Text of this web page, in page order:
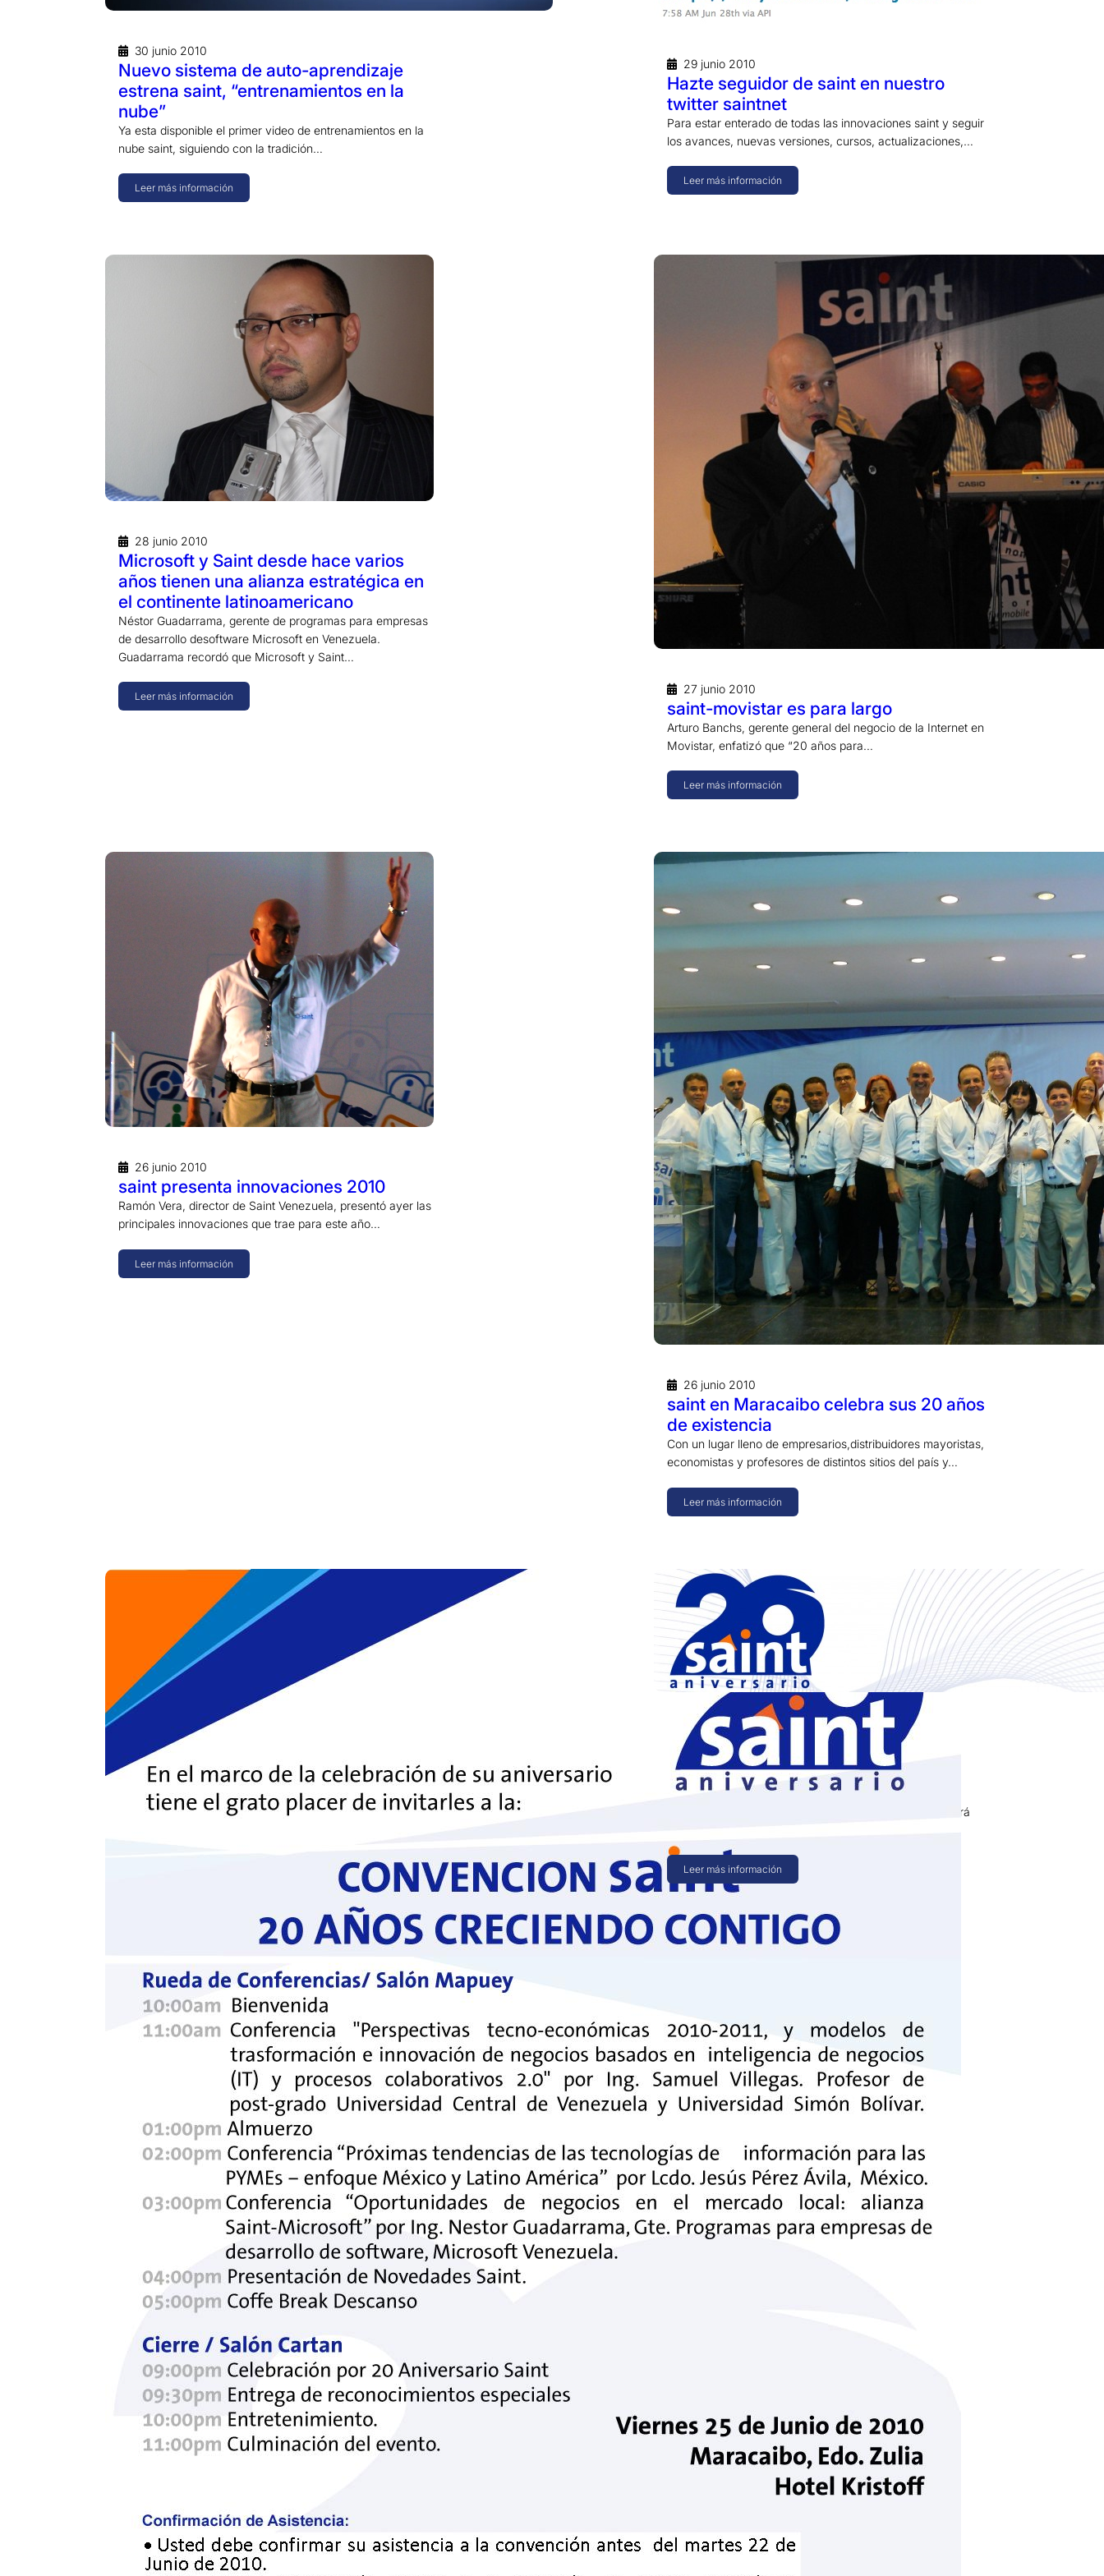
30 junio 2010
Nuevo sistema de auto-aprendizaje
estrena saint, “entrenamientos en la
nube”
Ya esta disponible el primer video de entrenamientos en la
nube saint, siguiendo con la tradición…
Leer más información
29 junio 2010
Hazte seguidor de saint en nuestro
twitter saintnet
Para estar enterado de todas las innovaciones saint y seguir
los avances, nuevas versiones, cursos, actualizaciones,…
Leer más información
28 junio 2010
Microsoft y Saint desde hace varios
años tienen una alianza estratégica en
el continente latinoamericano
Néstor Guadarrama, gerente de programas para empresas
de desarrollo desoftware Microsoft en Venezuela.
Guadarrama recordó que Microsoft y Saint…
Leer más información
27 junio 2010
saint-movistar es para largo
Arturo Banchs, gerente general del negocio de la Internet en
Movistar, enfatizó que “20 años para…
Leer más información
26 junio 2010
saint presenta innovaciones 2010
Ramón Vera, director de Saint Venezuela, presentó ayer las
principales innovaciones que trae para este año…
Leer más información
26 junio 2010
saint en Maracaibo celebra sus 20 años
de existencia
Con un lugar lleno de empresarios,distribuidores mayoristas,
economistas y profesores de distintos sitios del país y…
Leer más información
30 mayo 2010
enterprise contabilidad para
Contadores en 200.000 Pesos
Colombianos (*)
Esta nueva versión de saint enterprise contabilidad estará
Leer más información